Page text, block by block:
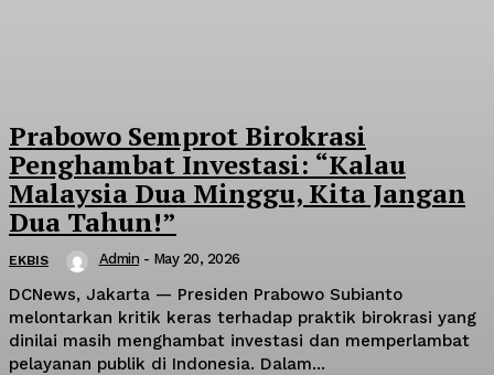
Prabowo Semprot Birokrasi
Penghambat Investasi: “Kalau
Malaysia Dua Minggu, Kita Jangan
Dua Tahun!”
EKBIS Admin - May 20, 2026
DCNews, Jakarta — Presiden Prabowo Subianto
melontarkan kritik keras terhadap praktik birokrasi yang
dinilai masih menghambat investasi dan memperlambat
pelayanan publik di Indonesia. Dalam...